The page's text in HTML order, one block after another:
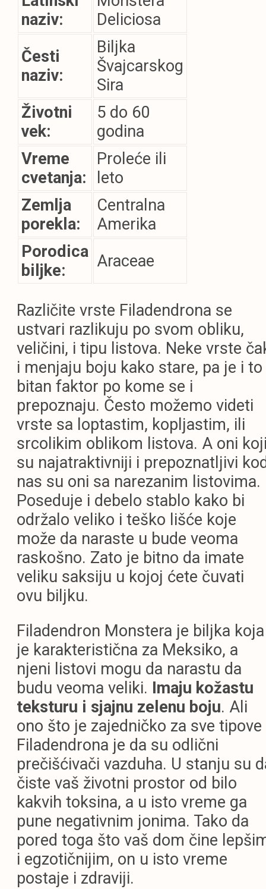
naziv:
Deliciosa
Česti
naziv:
Biljka
Švajcarskog
Sira
Životni
vek:
5 do 60
godina
Vreme
cvetanja:
Proleće ili
leto
Zemlja
porekla:
Centralna
Amerika
Porodica
biljke:
Araceae
Različite vrste Filadendrona se
ustvari razlikuju po svom obliku,
veličini, i tipu listova. Neke vrste
i menjaju boju kako stare, pa je i to
bitan faktor po kome se i
prepoznaju. Često možemo videti
vrste sa loptastim, kopljastim, ili
srcolikim oblikom listova. A oni
su najatraktivniji i prepoznatljivi
nas su oni sa narezanim listovima.
Poseduje i debelo stablo kako bi
održalo veliko i teško lišće koje
može da naraste u bude veoma
raskošno. Zato je bitno da imate
veliku saksiju u kojoj ćete čuvati
ovu biljku.
Filadendron Monstera je biljka koja
je karakteristična za Meksiko, a
njeni listovi mogu da narastu da
budu veoma veliki. Imaju kožastu
teksturu i sjajnu zelenu boju. Ali
ono što je zajedničko za sve tipove
Filadendrona je da su odlični
prečišćivači vazduha. U stanju su
čiste vaš životni prostor od bilo
kakvih toksina, a u isto vreme ga
pune negativnim jonima. Tako da
pored toga što vaš dom čine
i egzotičnijim, on u isto vreme
postaje i zdraviji.